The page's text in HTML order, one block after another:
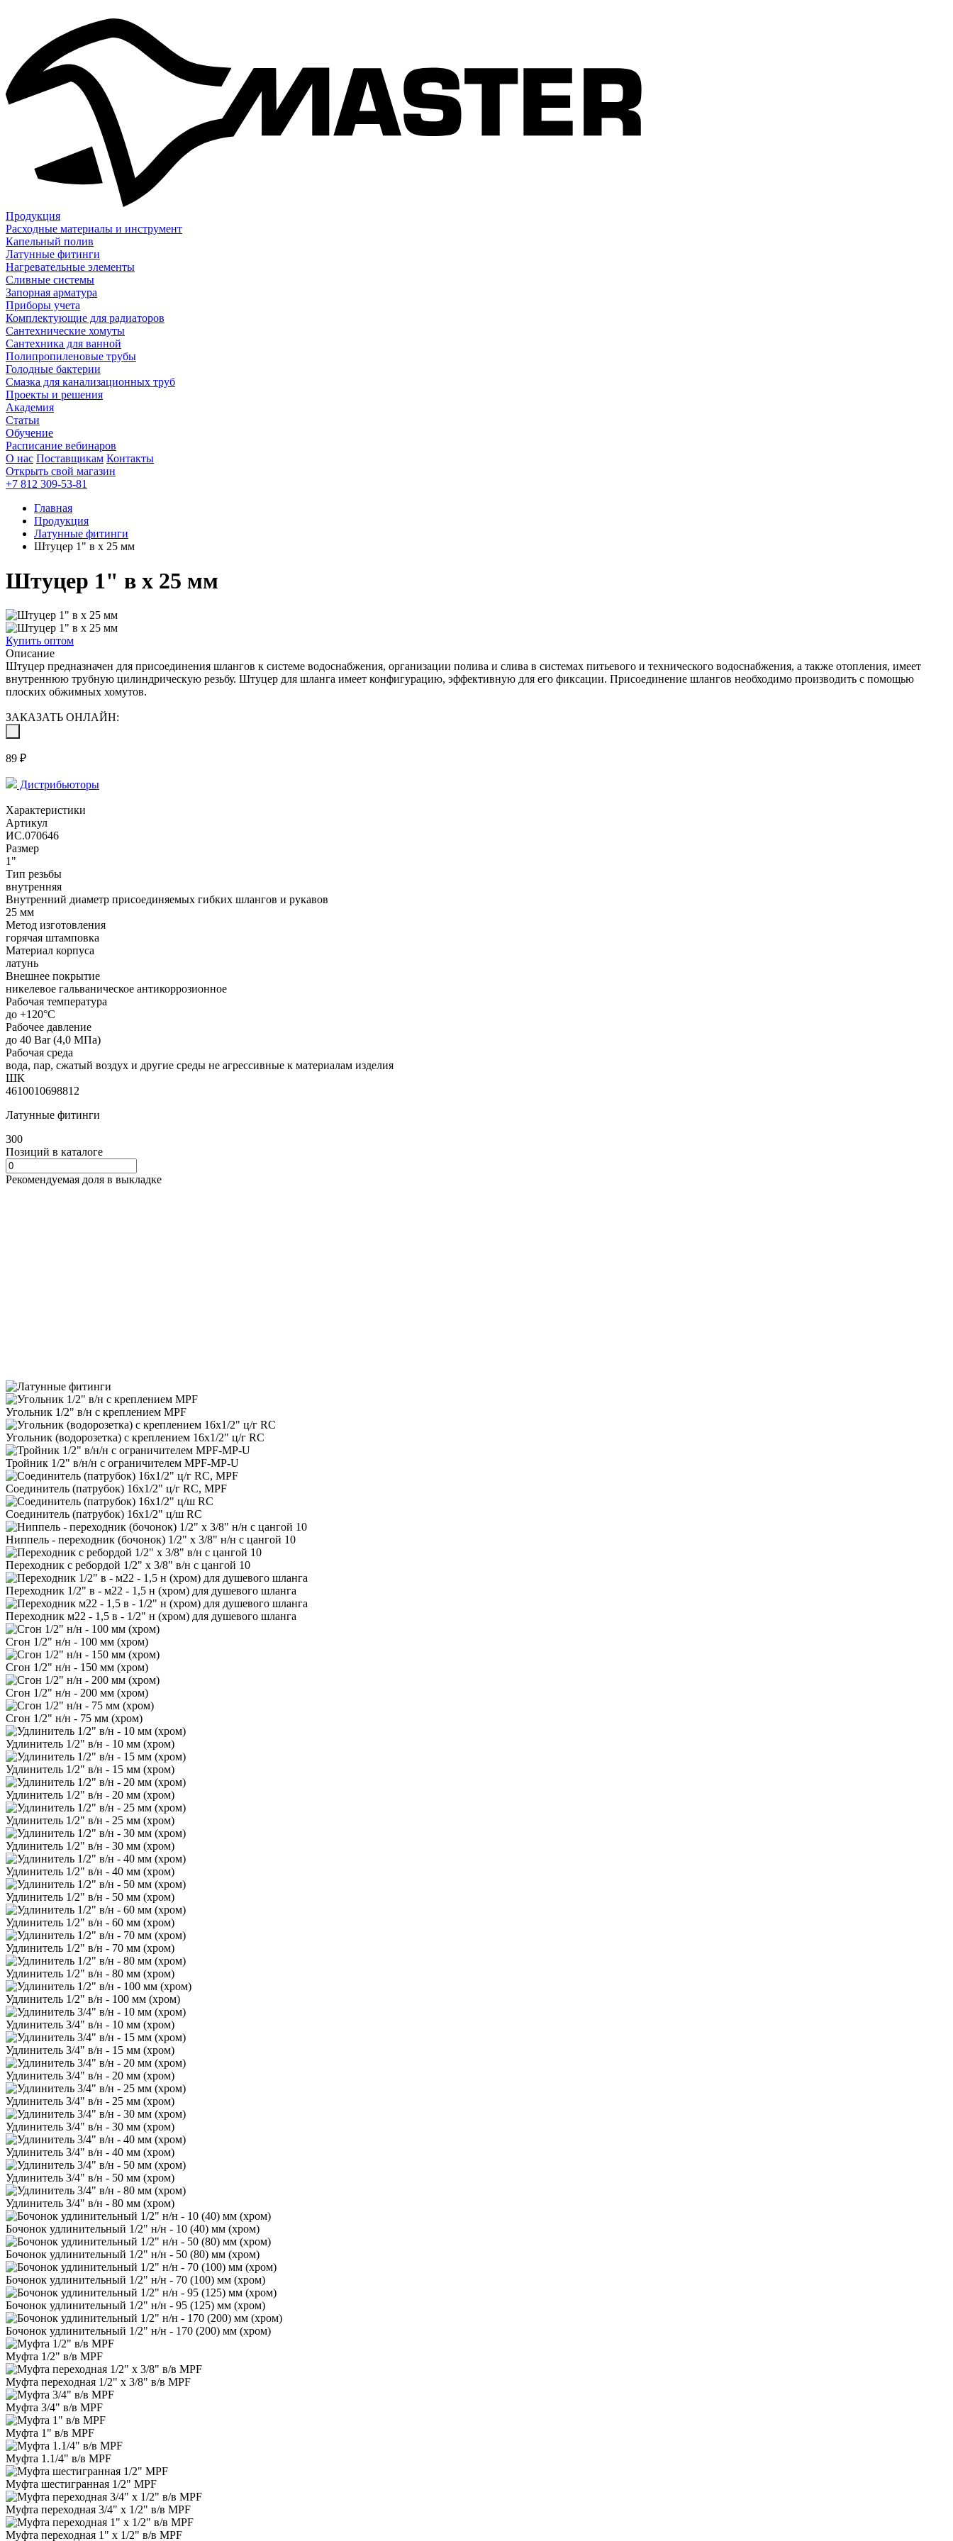
Продукция
Расходные материалы и инструмент
Капельный полив
Латунные фитинги
Нагревательные элементы
Сливные системы
Запорная арматура
Приборы учета
Комплектующие для радиаторов
Сантехнические хомуты
Сантехника для ванной
Полипропиленовые трубы
Голодные бактерии
Смазка для канализационных труб
Проекты и решения
Академия
Статьи
Обучение
Расписание вебинаров
О нас Поставщикам Контакты
Открыть свой магазин
+7 812 309-53-81
Главная
Продукция
Латунные фитинги
Штуцер 1" в х 25 мм
Штуцер 1" в х 25 мм
Купить оптом
Описание
Штуцер предназначен для присоединения шлангов к системе водоснабжения, организации полива и слива в системах питьевого и технического водоснабжения, а также отопления, имеет
внутреннюю трубную цилиндрическую резьбу. Штуцер для шланга имеет конфигурацию, эффективную для его фиксации. Присоединение шлангов необходимо производить с помощью
плоских обжимных хомутов.
ЗАКАЗАТЬ ОНЛАЙН:
89 ₽
Дистрибьюторы
Характеристики
Артикул
ИС.070646
Размер
1"
Тип резьбы
внутренняя
Внутренний диаметр присоединяемых гибких шлангов и рукавов
25 мм
Метод изготовления
горячая штамповка
Материал корпуса
латунь
Внешнее покрытие
никелевое гальваническое антикоррозионное
Рабочая температура
до +120°C
Рабочее давление
до 40 Bar (4,0 МПа)
Рабочая среда
вода, пар, сжатый воздух и другие среды не агрессивные к материалам изделия
ШК
4610010698812
Латунные фитинги
300
Позиций в каталоге
Рекомендуемая доля в выкладке
Угольник 1/2" в/н с креплением MPF
Угольник (водорозетка) с креплением 16х1/2" ц/г RC
Тройник 1/2" в/н/н с ограничителем MPF-MP-U
Соединитель (патрубок) 16х1/2" ц/г RC, MPF
Соединитель (патрубок) 16х1/2" ц/ш RC
Ниппель - переходник (бочонок) 1/2" х 3/8" н/н с цангой 10
Переходник с ребордой 1/2" х 3/8" в/н с цангой 10
Переходник 1/2" в - м22 - 1,5 н (хром) для душевого шланга
Переходник м22 - 1,5 в - 1/2" н (хром) для душевого шланга
Сгон 1/2" н/н - 100 мм (хром)
Сгон 1/2" н/н - 150 мм (хром)
Сгон 1/2" н/н - 200 мм (хром)
Сгон 1/2" н/н - 75 мм (хром)
Удлинитель 1/2" в/н - 10 мм (хром)
Удлинитель 1/2" в/н - 15 мм (хром)
Удлинитель 1/2" в/н - 20 мм (хром)
Удлинитель 1/2" в/н - 25 мм (хром)
Удлинитель 1/2" в/н - 30 мм (хром)
Удлинитель 1/2" в/н - 40 мм (хром)
Удлинитель 1/2" в/н - 50 мм (хром)
Удлинитель 1/2" в/н - 60 мм (хром)
Удлинитель 1/2" в/н - 70 мм (хром)
Удлинитель 1/2" в/н - 80 мм (хром)
Удлинитель 1/2" в/н - 100 мм (хром)
Удлинитель 3/4" в/н - 10 мм (хром)
Удлинитель 3/4" в/н - 15 мм (хром)
Удлинитель 3/4" в/н - 20 мм (хром)
Удлинитель 3/4" в/н - 25 мм (хром)
Удлинитель 3/4" в/н - 30 мм (хром)
Удлинитель 3/4" в/н - 40 мм (хром)
Удлинитель 3/4" в/н - 50 мм (хром)
Удлинитель 3/4" в/н - 80 мм (хром)
Бочонок удлинительный 1/2" н/н - 10 (40) мм (хром)
Бочонок удлинительный 1/2" н/н - 50 (80) мм (хром)
Бочонок удлинительный 1/2" н/н - 70 (100) мм (хром)
Бочонок удлинительный 1/2" н/н - 95 (125) мм (хром)
Бочонок удлинительный 1/2" н/н - 170 (200) мм (хром)
Муфта 1/2" в/в MPF
Муфта переходная 1/2" х 3/8" в/в MPF
Муфта 3/4" в/в MPF
Муфта 1" в/в MPF
Муфта 1.1/4" в/в MPF
Муфта шестигранная 1/2" MPF
Муфта переходная 3/4" х 1/2" в/в MPF
Муфта переходная 1" х 1/2" в/в MPF